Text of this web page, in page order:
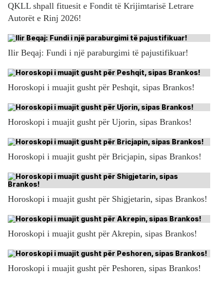
QKLL shpall fituesit e Fondit të Krijimtarisë Letrare
Autorët e Rinj 2026!
Ilir Beqaj: Fundi i një paraburgimi të pajustifikuar!
Horoskopi i muajit gusht për Peshqit, sipas Brankos!
Horoskopi i muajit gusht për Ujorin, sipas Brankos!
Horoskopi i muajit gusht për Bricjapin, sipas Brankos!
Horoskopi i muajit gusht për Shigjetarin, sipas Brankos!
Horoskopi i muajit gusht për Akrepin, sipas Brankos!
Horoskopi i muajit gusht për Peshoren, sipas Brankos!